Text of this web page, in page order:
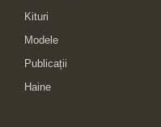
Kituri
Modele
Publicații
Haine